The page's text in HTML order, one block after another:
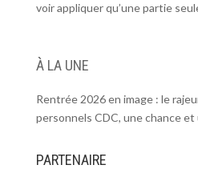
voir appliquer qu’une partie
À LA UNE
Rentrée 2026 en image : le
personnels CDC, une chance et
PARTENAIRE